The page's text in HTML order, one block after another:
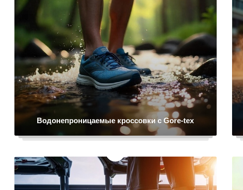
Водонепроницаемые кроссовки c Gore-tex